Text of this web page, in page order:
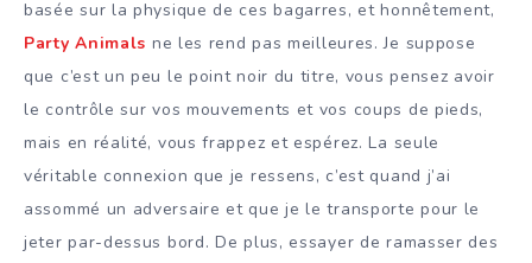
basée sur la physique de ces bagarres, et honnêtement,
Party Animals ne les rend pas meilleures. Je suppose
que c’est un peu le point noir du titre, vous pensez avoir
le contrôle sur vos mouvements et vos coups de pieds,
mais en réalité, vous frappez et espérez. La seule
véritable connexion que je ressens, c’est quand j’ai
assommé un adversaire et que je le transporte pour le
jeter par-dessus bord. De plus, essayer de ramasser des